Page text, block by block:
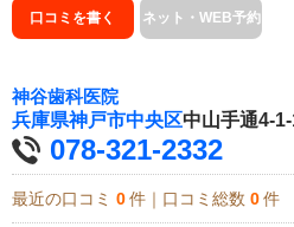
口コミを書く ネット・WEB予約
神谷歯科医院
兵庫県神戸市中央区中山手通4-
078-321-2332
最近の口コミ 0 件｜口コミ総数 0 件